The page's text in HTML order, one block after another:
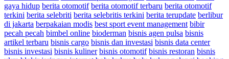
gaya hidup berita otomotif berita otomotif terbaru berita otomotif
terkini berita selebriti berita selebritis terkini berita terupdate berlibur
di jakarta berpakaian modis best sport event management bibir
pecah pecah bimbel online bioderman bisnis agen pulsa bisnis
artikel terbaru bisnis cargo bisnis dan investasi bisnis data center
bisnis investasi bisnis kuliner bisnis otomotif bisnis restoran bisnis